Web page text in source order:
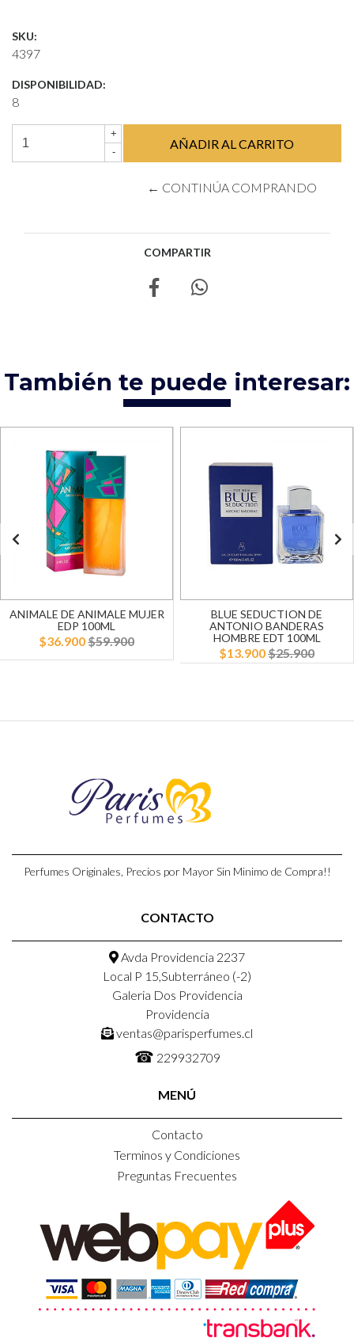
SKU:
4397
DISPONIBILIDAD:
8
+
-
← CONTINÚA COMPRANDO
COMPARTIR
También te puede interesar:
ANIMALE DE ANIMALE MUJER
EDP 100ML
$36.900$59.900
BLUE SEDUCTION DE
ANTONIO BANDERAS
HOMBRE EDT 100ML
$13.900$25.900
Perfumes Originales, Precios por Mayor Sin Minimo de Compra!!
CONTACTO
Avda Providencia 2237
Local P 15,Subterráneo (-2)
Galeria Dos Providencia
Providencia
ventas@parisperfumes.cl
☎ 229932709
MENÚ
Contacto
Terminos y Condiciones
Preguntas Frecuentes